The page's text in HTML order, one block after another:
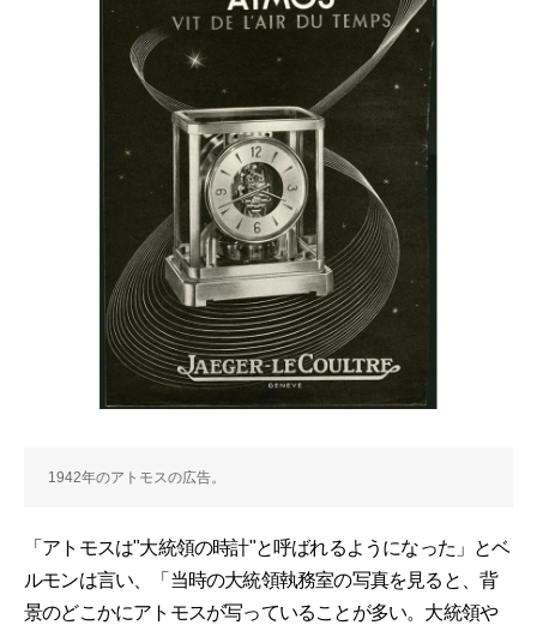
1942年のアトモスの広告。
「アトモスは"大統領の時計"と呼ばれるようになった」とベ
ルモンは言い、「当時の大統領執務室の写真を見ると、背
景のどこかにアトモスが写っていることが多い。大統領や